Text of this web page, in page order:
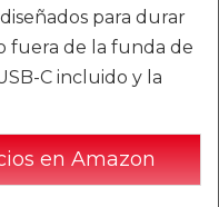
para durar
fuera de la funda de
C incluido y la
en Amazon